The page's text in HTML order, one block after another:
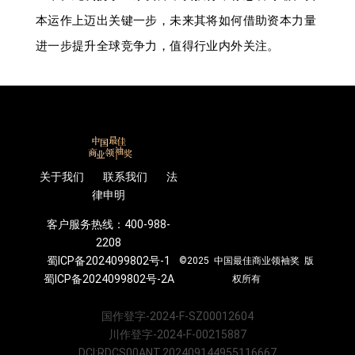
本运作上迈出关键一步，未来其将如何借助资本力量
进一步提升全球竞争力，值得行业内外关注。
关于我们 联系我们 法
律申明
客户服务热线：400-988-
2208
蜀ICP备2024099802号-1
蜀ICP备2024099802号-2A
©2025 中国最佳商业领袖奖 版
权所有
国作登字-2024-F-SZ00012604
川作登字-2024-F-00215887